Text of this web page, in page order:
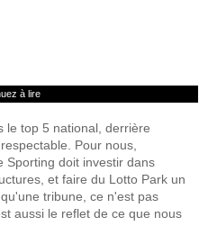
à lire
le top 5 national, derrière
Pour nous,
Sporting doit investir dans
et faire du Lotto Park un
tribune, ce n'est pas
aussi le reflet de ce que nous